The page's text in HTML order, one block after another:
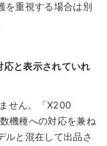
を重視する場合は別
と表示されていれ
せん。「X200
機種への対応を兼ね
ルと混在して出品さ